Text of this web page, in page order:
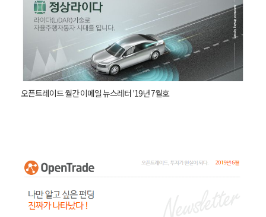
오픈트레이드 월간 이메일 뉴스레터 '19년 7월호